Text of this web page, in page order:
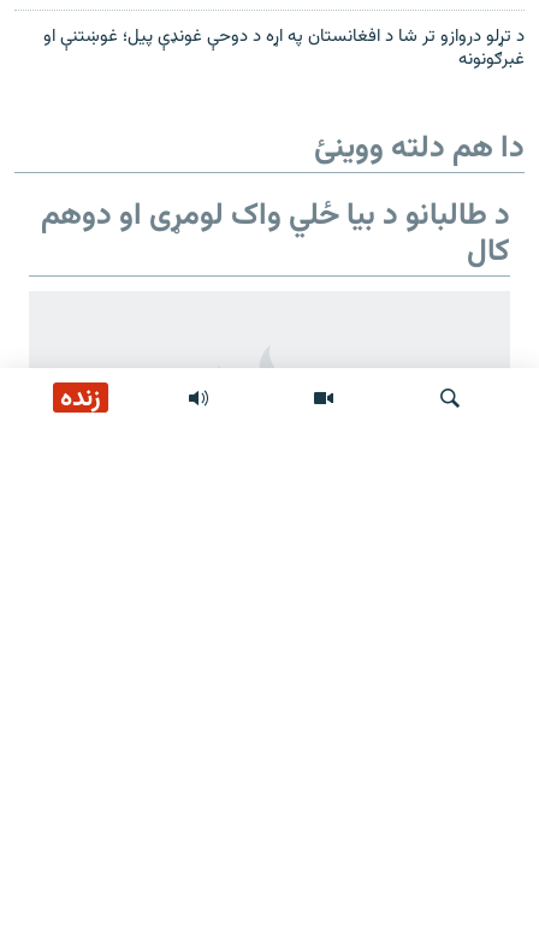
زنده
د تړلو دروازو تر شا د افغانستان په اړه د دوحې غونډې پیل؛ غوښتنې او
غبرګونونه
دا هم دلته ووینئ
د طالبانو د بیا ځلي واک لومړی او دوهم
کال